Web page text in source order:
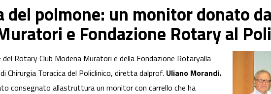
del polmone: un monitor donato
e Fondazione Rotary al
Rotary Club Modena Muratori e della Fondazione Rotaryalla
Chirurgia Toracica del Policlinico, diretta dalprof. Uliano Morandi.
consegnato allastruttura un monitor con carrello che ha